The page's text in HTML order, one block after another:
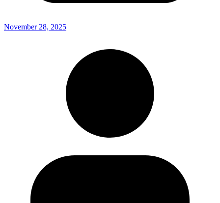
November 28, 2025